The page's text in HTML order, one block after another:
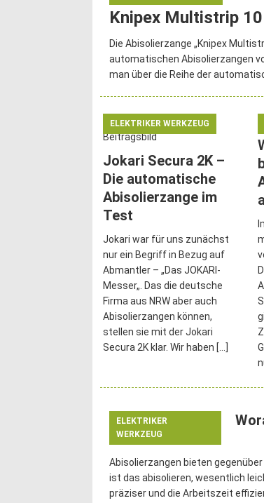
Knipex Multistrip 10
Die Abisolierzange „Knipex
automatischen Abisolierzangen
man über die Reihe der
ELEKTRIKER WERKZEUG
Jokari Secura 2K –
Die automatische
Abisolierzange im
Test
Jokari war für uns zunächst
nur ein Begriff in Bezug auf
Abmantler – „Das JOKARI-
Messer„. Das die deutsche
Firma aus NRW aber auch
Abisolierzangen können,
stellen sie mit der Jokari
Secura 2K klar. Wir haben […]
ELEKTRIKER
WERKZEUG
achten müssen
Abisolierzangen bieten
ist das abisolieren, wesentlich
präziser und die Arbeitszeit